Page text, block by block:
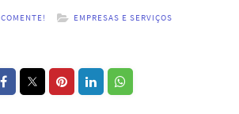
COMENTE! EMPRESAS E SERVIÇOS